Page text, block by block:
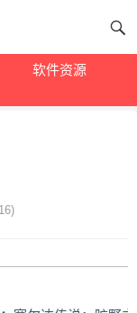
软件资源